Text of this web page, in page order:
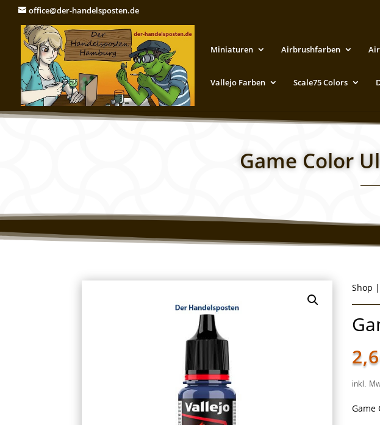
office@der-handelsposten.de
Miniaturen Airbrushfarben
Vallejo Farben Scale75 Colors
Game Color
Shop
inkl.
Game